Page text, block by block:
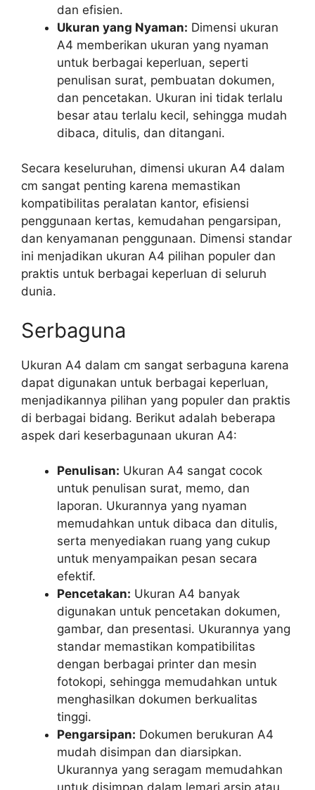
dan efisien.
Ukuran yang Nyaman: Dimensi ukuran
A4 memberikan ukuran yang nyaman
untuk berbagai keperluan, seperti
penulisan surat, pembuatan dokumen,
dan pencetakan. Ukuran ini tidak terlalu
besar atau terlalu kecil, sehingga mudah
dibaca, ditulis, dan ditangani.
Secara keseluruhan, dimensi ukuran A4 dalam
cm sangat penting karena memastikan
kompatibilitas peralatan kantor, efisiensi
penggunaan kertas, kemudahan pengarsipan,
dan kenyamanan penggunaan. Dimensi standar
ini menjadikan ukuran A4 pilihan populer dan
praktis untuk berbagai keperluan di seluruh
dunia.
Serbaguna
Ukuran A4 dalam cm sangat serbaguna karena
dapat digunakan untuk berbagai keperluan,
menjadikannya pilihan yang populer dan praktis
di berbagai bidang. Berikut adalah beberapa
aspek dari keserbagunaan ukuran A4:
Penulisan: Ukuran A4 sangat cocok
untuk penulisan surat, memo, dan
laporan. Ukurannya yang nyaman
memudahkan untuk dibaca dan ditulis,
serta menyediakan ruang yang cukup
untuk menyampaikan pesan secara
efektif.
Pencetakan: Ukuran A4 banyak
digunakan untuk pencetakan dokumen,
gambar, dan presentasi. Ukurannya yang
standar memastikan kompatibilitas
dengan berbagai printer dan mesin
fotokopi, sehingga memudahkan untuk
menghasilkan dokumen berkualitas
tinggi.
Pengarsipan: Dokumen berukuran A4
mudah disimpan dan diarsipkan.
Ukurannya yang seragam memudahkan
untuk disimpan dalam lemari arsip atau